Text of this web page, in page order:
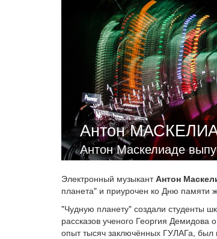
Антон
Антон Маскелиаде
Электронный музыкантАнтон
планета" и приурочен ко Дню памяти
"Чудную планету" создали студенты
рассказов ученого Георгия
опыт тысяч заключённых ГУЛАГа,